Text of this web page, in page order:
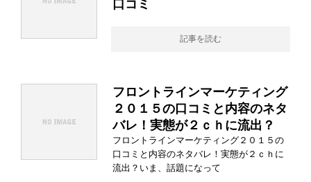
口コミ
記事を読む
フロントラインマーケティング
２０１５の口コミと内容のネタ
バレ！実態が２ｃｈに流出？
フロントラインマーケティング２０１５の
口コミと内容のネタバレ！実態が２ｃｈに
流出？いま、話題になって